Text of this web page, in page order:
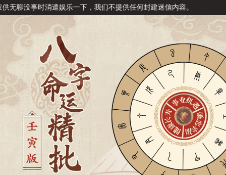
遣娱乐一下，我们不提供任何封建迷信内容。